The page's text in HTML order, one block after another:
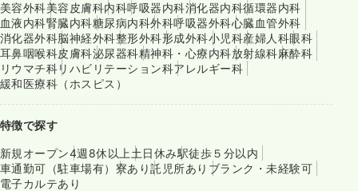
美容外科美容皮膚科内科呼吸器内科消化器内科循環器内科
血液内科腎臓内科糖尿病内科外科呼吸器外科心臓血管外科
消化器外科脳神経外科整形外科形成外科小児科産婦人科眼科
耳鼻咽喉科皮膚科泌尿器科精神科・心療内科放射線科麻酔科
リウマチ科リハビリテーション科アレルギー科
緩和医療科（ホスピス）
特徴で探す
新規オープン4週8休以上 土日休み駅徒歩５分以内
車通勤可（駐車場有） 寮あり託児所あり ブランク・未経験可
電子カルテあり